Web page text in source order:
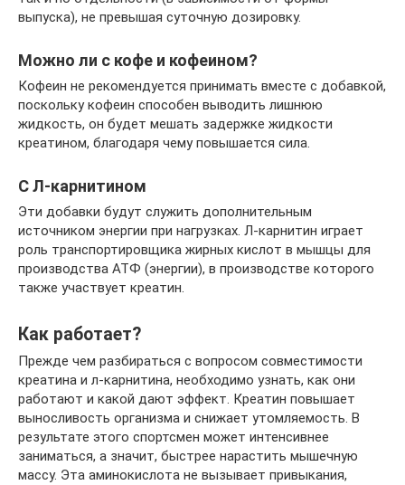
выпуска), не превышая суточную дозировку.
Можно ли с кофе и кофеином?
Кофеин не рекомендуется принимать вместе с добавкой,
поскольку кофеин способен выводить лишнюю
жидкость, он будет мешать задержке жидкости
креатином, благодаря чему повышается сила.
С Л-карнитином
Эти добавки будут служить дополнительным
источником энергии при нагрузках. Л-карнитин играет
роль транспортировщика жирных кислот в мышцы для
производства АТФ (энергии), в производстве которого
также участвует креатин.
Как работает?
Прежде чем разбираться с вопросом совместимости
креатина и л-карнитина, необходимо узнать, как они
работают и какой дают эффект. Креатин повышает
выносливость организма и снижает утомляемость. В
результате этого спортсмен может интенсивнее
заниматься, а значит, быстрее нарастить мышечную
массу. Эта аминокислота не вызывает привыкания,